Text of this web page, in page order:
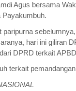
Agus bersama
Payakumbuh.
paripurna
hari ini giliran
DPRD terkait
terkait